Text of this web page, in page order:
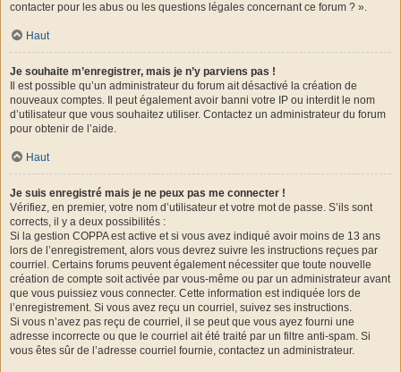
contacter pour les abus ou les questions légales concernant ce forum ? ».
Haut
Je souhaite m’enregistrer, mais je n’y parviens pas !
Il est possible qu’un administrateur du forum ait désactivé la création de
nouveaux comptes. Il peut également avoir banni votre IP ou interdit le nom
d’utilisateur que vous souhaitez utiliser. Contactez un administrateur du forum
pour obtenir de l’aide.
Haut
Je suis enregistré mais je ne peux pas me connecter !
Vérifiez, en premier, votre nom d’utilisateur et votre mot de passe. S’ils sont
corrects, il y a deux possibilités :
Si la gestion COPPA est active et si vous avez indiqué avoir moins de 13 ans
lors de l’enregistrement, alors vous devrez suivre les instructions reçues par
courriel. Certains forums peuvent également nécessiter que toute nouvelle
création de compte soit activée par vous-même ou par un administrateur avant
que vous puissiez vous connecter. Cette information est indiquée lors de
l’enregistrement. Si vous avez reçu un courriel, suivez ses instructions.
Si vous n’avez pas reçu de courriel, il se peut que vous ayez fourni une
adresse incorrecte ou que le courriel ait été traité par un filtre anti-spam. Si
vous êtes sûr de l’adresse courriel fournie, contactez un administrateur.